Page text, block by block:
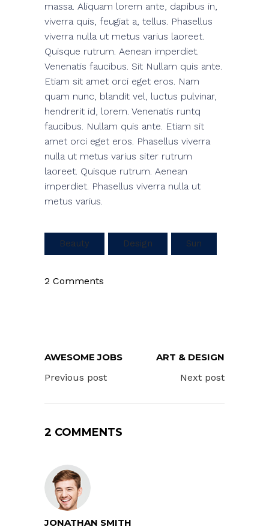
massa. Aliquam lorem ante, dapibus in,
viverra quis, feugiat a, tellus. Phasellus
viverra nulla ut metus varius laoreet.
Quisque rutrum. Aenean imperdiet.
Venenatis faucibus. Sit Nullam quis ante.
Etiam sit amet orci eget eros. Nam
quam nunc, blandit vel, luctus pulvinar,
hendrerit id, lorem. Venenatis runtq
faucibus. Nullam quis ante. Etiam sit
amet orci eget eros. Phasellus viverra
nulla ut metus varius siter rutrum
laoreet. Quisque rutrum. Aenean
imperdiet. Phasellus viverra nulla ut
metus varius.
Beauty Design Sun
2 Comments
AWESOME JOBS
Previous post
ART & DESIGN
Next post
2 COMMENTS
JONATHAN SMITH